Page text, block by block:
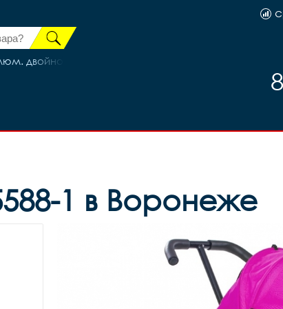
двойной V-brake, код. 82332
1 в Воронеже